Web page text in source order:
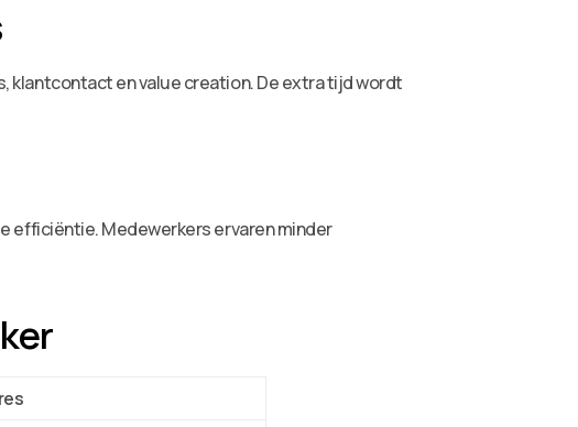
klantcontact en value creation. De extra tijd wordt
efficiëntie. Medewerkers ervaren minder